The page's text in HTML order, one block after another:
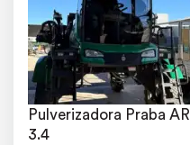
Pulverizadora Praba AR
3.4